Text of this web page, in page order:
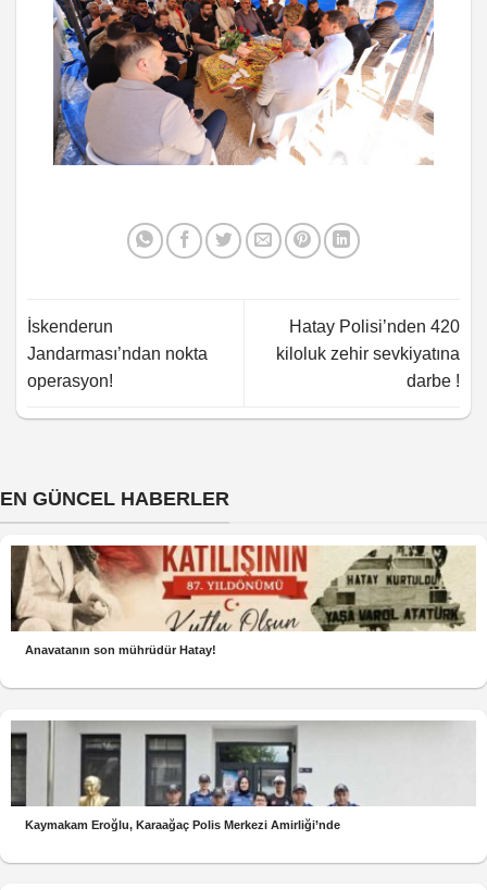
İskenderun
Jandarması’ndan nokta
operasyon!
Hatay Polisi’nden 420
kiloluk zehir sevkiyatına
darbe !
EN GÜNCEL HABERLER
Anavatanın son mührüdür Hatay!
Kaymakam Eroğlu, Karaağaç Polis Merkezi Amirliği’nde